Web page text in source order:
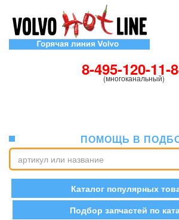
8-495-120-11-
(многоканальный)
ПОМОЩЬ В
Каталог популярных
Подбор запчастей по